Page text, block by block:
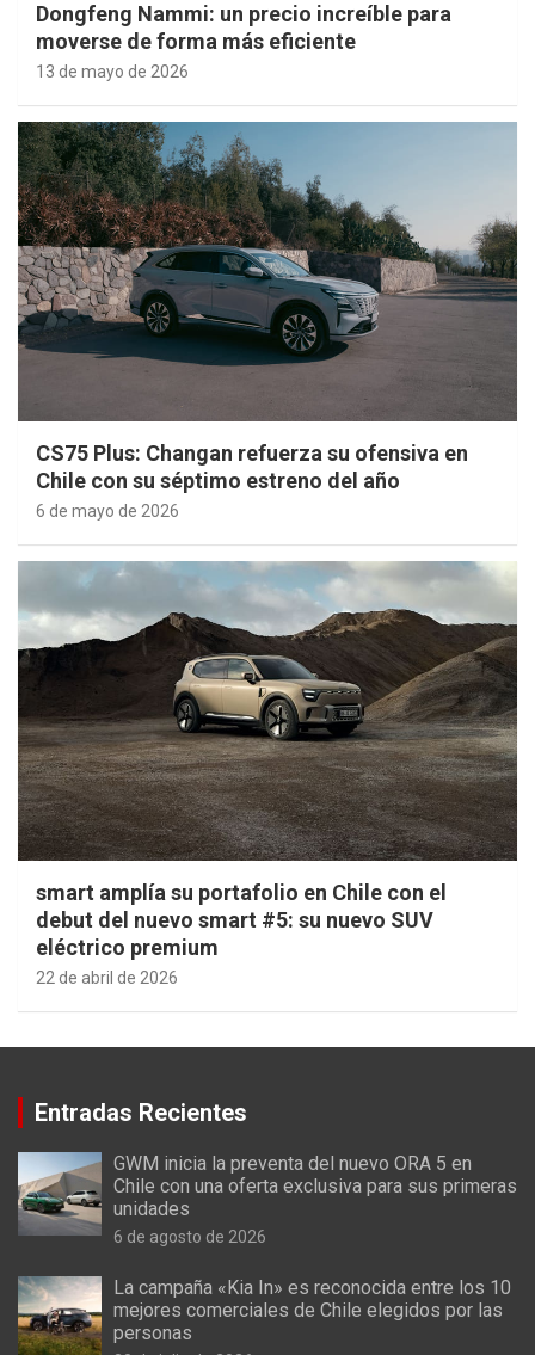
Dongfeng Nammi: un precio increíble para
moverse de forma más eficiente
13 de mayo de 2026
CS75 Plus: Changan refuerza su ofensiva en
Chile con su séptimo estreno del año
6 de mayo de 2026
smart amplía su portafolio en Chile con el
debut del nuevo smart #5: su nuevo SUV
eléctrico premium
22 de abril de 2026
Entradas Recientes
GWM inicia la preventa del nuevo ORA 5 en
Chile con una oferta exclusiva para sus primeras
unidades
6 de agosto de 2026
La campaña «Kia In» es reconocida entre los 10
mejores comerciales de Chile elegidos por las
personas